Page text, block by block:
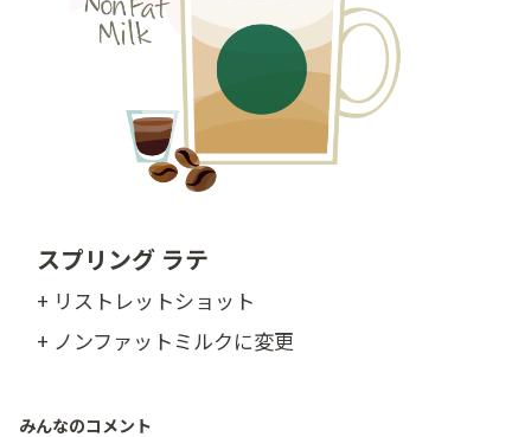
スプリング ラテ
+ リストレットショット
+ ノンファットミルクに変更
みんなのコメント